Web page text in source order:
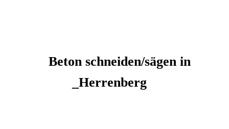
Beton schneiden/sägen in
_Herrenberg